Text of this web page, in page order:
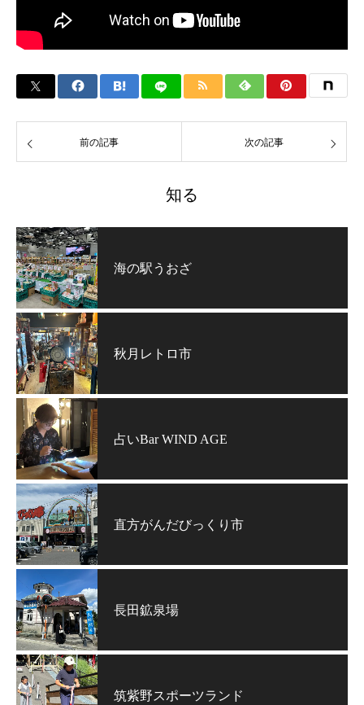
前の記事 次の記事
知る
海の駅うおざ
秋月レトロ市
占いBar WIND AGE
直方がんだびっくり市
長田鉱泉場
筑紫野スポーツランド